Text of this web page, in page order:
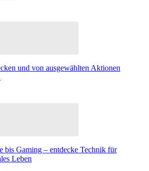
und von ausgewählten Aktionen
bis Gaming – entdecke Technik für
Leben